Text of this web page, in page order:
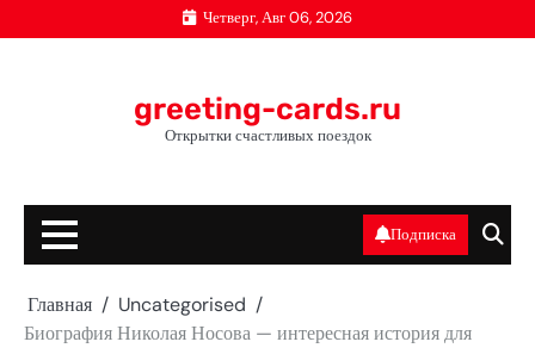
к
Четверг, Авг 06, 2026
greeting-cards.ru
Открытки счастливых поездок
Подписка
Главная
Uncategorised
Биография Николая Носова — интересная история для